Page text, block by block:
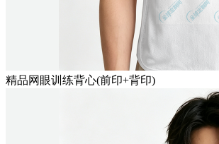
精品网眼训练背心(前印+背印)